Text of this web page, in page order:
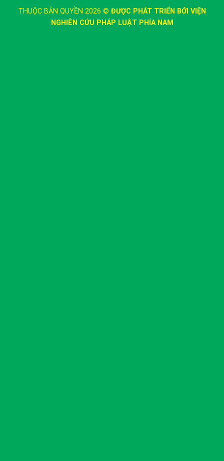
THUỘC BẢN QUYỀN 2026 © ĐƯỢC PHÁT TRIỂN BỚI VIỆN
NGHIÊN CỨU PHÁP LUẬT PHÍA NAM